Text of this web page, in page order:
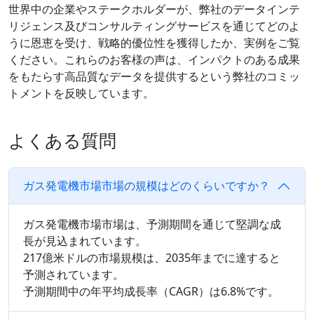
世界中の企業やステークホルダーが、弊社のデータインテ
リジェンス及びコンサルティングサービスを通じてどのよ
うに恩恵を受け、戦略的優位性を獲得したか、実例をご覧
ください。これらのお客様の声は、インパクトのある成果
をもたらす高品質なデータを提供するという弊社のコミッ
トメントを反映しています。
よくある質問
ガス発電機市場市場の規模はどのくらいですか？
ガス発電機市場市場は、予測期間を通じて堅調な成
長が見込まれています。
217億米ドルの市場規模は、2035年までに達すると
予測されています。
予測期間中の年平均成長率（CAGR）は6.8%です。